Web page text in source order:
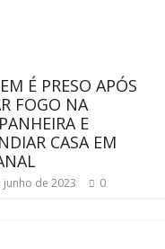
É PRESO APÓS
FOGO NA
E
CASA EM
junho de 2023 0